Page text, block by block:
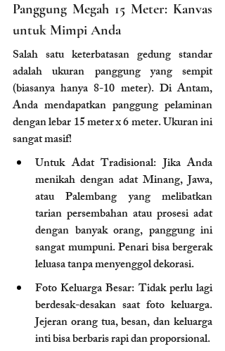
Panggung Megah 15 Meter: Kanvas
untuk Mimpi Anda
Salah satu keterbatasan gedung standar
adalah ukuran panggung yang sempit
(biasanya hanya 8-10 meter). Di Antam,
Anda mendapatkan panggung pelaminan
dengan lebar 15 meter x 6 meter. Ukuran ini
sangat masif!
Untuk Adat Tradisional: Jika Anda
menikah dengan adat Minang, Jawa,
atau Palembang yang melibatkan
tarian persembahan atau prosesi adat
dengan banyak orang, panggung ini
sangat mumpuni. Penari bisa bergerak
leluasa tanpa menyenggol dekorasi.
Foto Keluarga Besar: Tidak perlu lagi
berdesak-desakan saat foto keluarga.
Jejeran orang tua, besan, dan keluarga
inti bisa berbaris rapi dan proporsional.